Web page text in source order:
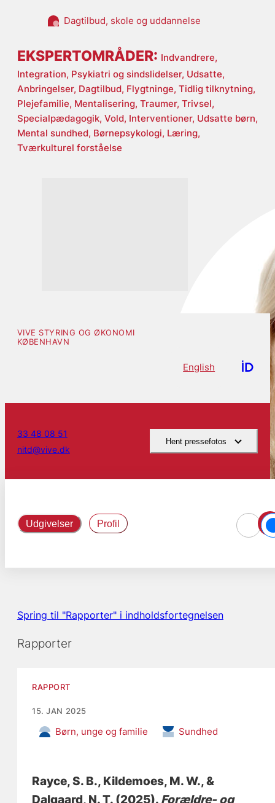
Dagtilbud, skole og uddannelse
EKSPERTOMRÅDER: Indvandrere,
Integration, Psykiatri og sindslidelser, Udsatte,
Anbringelser, Dagtilbud, Flygtninge, Tidlig tilknytning,
Plejefamilie, Mentalisering, Traumer, Trivsel,
Specialpædagogik, Vold, Interventioner, Udsatte børn,
Mental sundhed, Børnepsykologi, Læring,
Tværkulturel forståelse
VIVE STYRING OG ØKONOMI
KØBENHAVN
English
33 48 08 51
nitd@vive.dk
Hent pressefotos
Udgivelser Profil
Spring til "Rapporter" i indholdsfortegnelsen
Rapporter
RAPPORT
15. JAN 2025
Børn, unge og familie Sundhed
Rayce, S. B., Kildemoes, M. W., &
Dalgaard, N. T. (2025). Forældre- og